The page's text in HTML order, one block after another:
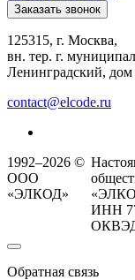
Заказать звонок
125315, г. Москва,
вн. тер. г.
Ленинградский, дом
contact@elcode.ru
1992–2026 ©
ООО
«ЭЛКОД»
ИНН
ОКВЭД
Обратная связь